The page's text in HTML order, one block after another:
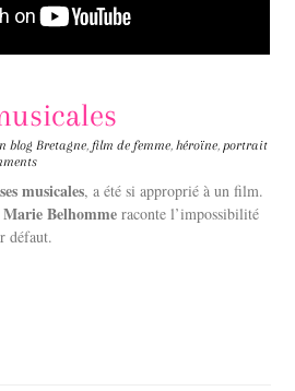
blog Bretagne, film de femme,héroïne,portrait
musicales, a été si approprié à un film.
Marie Belhomme raconte l’impossibilité
défaut.